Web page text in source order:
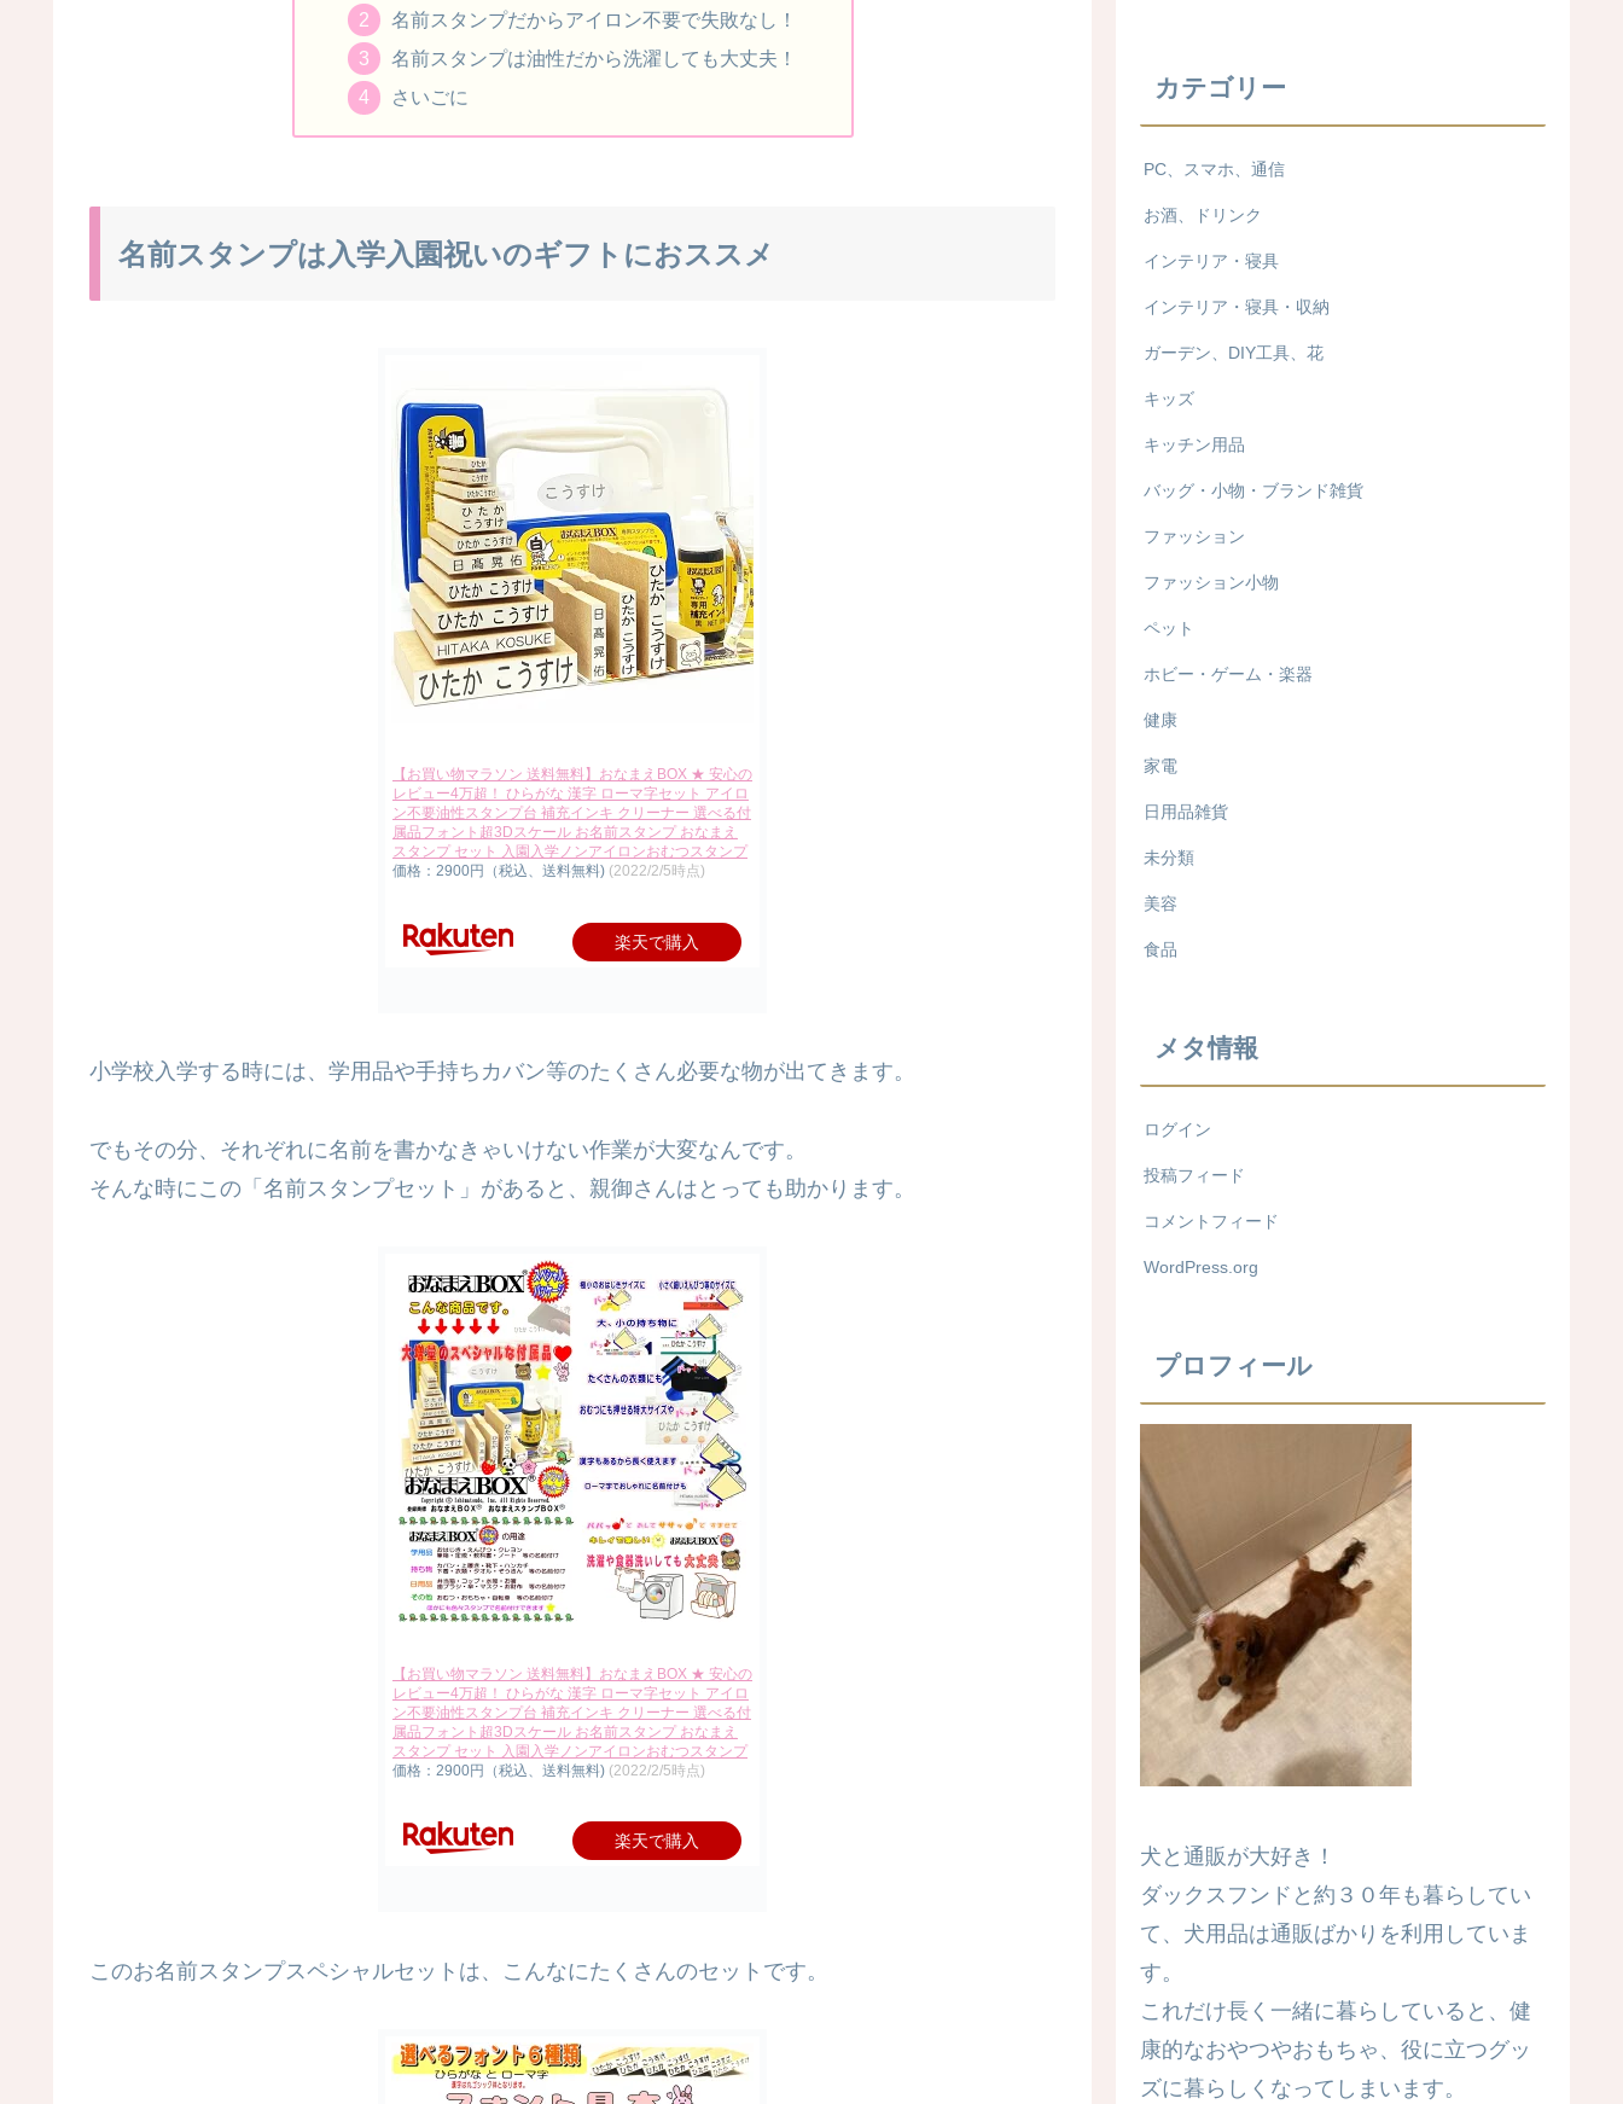
名前スタンプだからアイロン不要で失敗なし！
名前スタンプは油性だから洗濯しても大丈夫！
さいごに
名前スタンプは入学入園祝いのギフトにおススメ
【お買い物マラソン 送料無料】おなまえBOX ★ 安心の
レビュー4万超！ ひらがな 漢字 ローマ字セット アイロ
ン不要油性スタンプ台 補充インキ クリーナー 選べる付
属品フォント超3Dスケール お名前スタンプ おなまえ
スタンプ セット 入園入学ノンアイロンおむつスタンプ
価格：2900円（税込、送料無料) (2022/2/5時点)
楽天で購入
小学校入学する時には、学用品や手持ちカバン等のたくさん必要な物が出てきます。
でもその分、それぞれに名前を書かなきゃいけない作業が大変なんです。
そんな時にこの「名前スタンプセット」があると、親御さんはとっても助かります。
【お買い物マラソン 送料無料】おなまえBOX ★ 安心の
レビュー4万超！ ひらがな 漢字 ローマ字セット アイロ
ン不要油性スタンプ台 補充インキ クリーナー 選べる付
属品フォント超3Dスケール お名前スタンプ おなまえ
スタンプ セット 入園入学ノンアイロンおむつスタンプ
価格：2900円（税込、送料無料) (2022/2/5時点)
楽天で購入
このお名前スタンプスペシャルセットは、こんなにたくさんのセットです。
カテゴリー
PC、スマホ、通信
お酒、ドリンク
インテリア・寝具
インテリア・寝具・収納
ガーデン、DIY工具、花
キッズ
キッチン用品
バッグ・小物・ブランド雑貨
ファッション
ファッション小物
ペット
ホビー・ゲーム・楽器
健康
家電
日用品雑貨
未分類
美容
食品
メタ情報
ログイン
投稿フィード
コメントフィード
WordPress.org
プロフィール
犬と通販が大好き！
ダックスフンドと約３０年も暮らしてい
て、犬用品は通販ばかりを利用していま
す。
これだけ長く一緒に暮らしていると、健
康的なおやつやおもちゃ、役に立つグッ
ズに暮らしくなってしまいます。